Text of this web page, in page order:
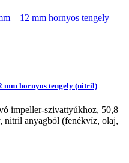
mm hornyos tengely (nitril)
impeller-szivattyúkhoz, 50,8
nitril anyagból (fenékvíz, olaj,